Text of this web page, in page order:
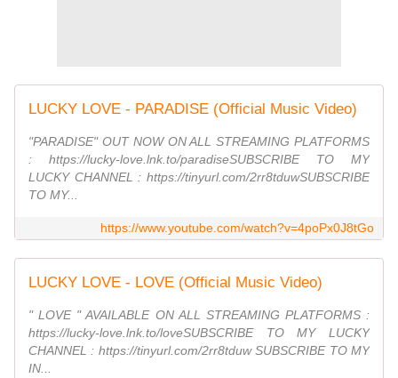
LUCKY LOVE - PARADISE (Official Music Video)
"PARADISE" OUT NOW ON ALL STREAMING PLATFORMS
: https://lucky-love.lnk.to/paradiseSUBSCRIBE TO MY
LUCKY CHANNEL : https://tinyurl.com/2rr8tduwSUBSCRIBE
TO MY...
https://www.youtube.com/watch?v=4poPx0J8tGo
LUCKY LOVE - LOVE (Official Music Video)
" LOVE " AVAILABLE ON ALL STREAMING PLATFORMS :
https://lucky-love.lnk.to/loveSUBSCRIBE TO MY LUCKY
CHANNEL : https://tinyurl.com/2rr8tduw SUBSCRIBE TO MY
IN...